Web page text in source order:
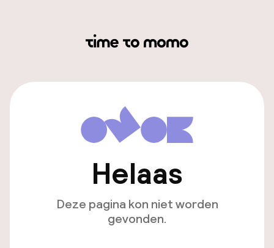
Helaas
Deze pagina kon niet worden
gevonden.